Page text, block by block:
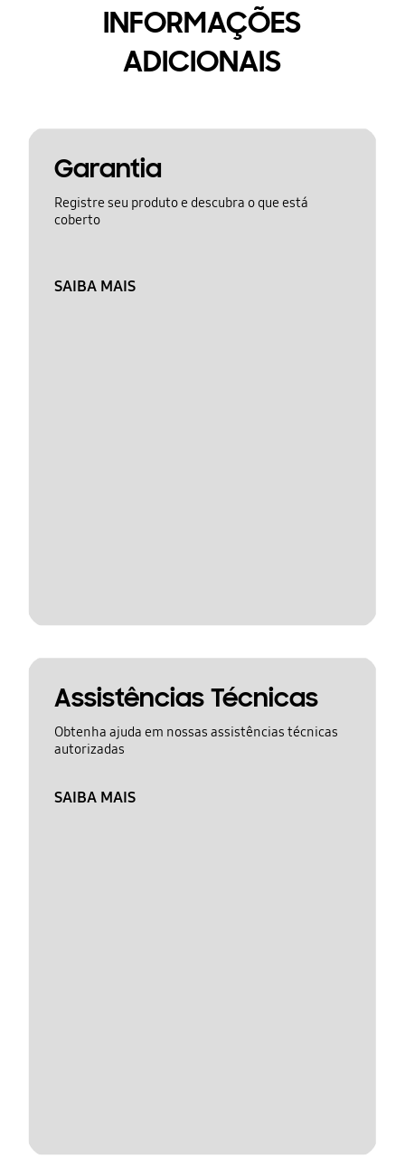
INFORMAÇÕES
ADICIONAIS
Garantia
Registre seu produto e descubra o que está
coberto
SAIBA MAIS
Assistências Técnicas
Obtenha ajuda em nossas assistências técnicas
autorizadas
SAIBA MAIS